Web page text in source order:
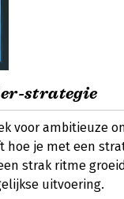
strategie
voor ambitieuze
hoe je met een
strak ritme
uitvoering.